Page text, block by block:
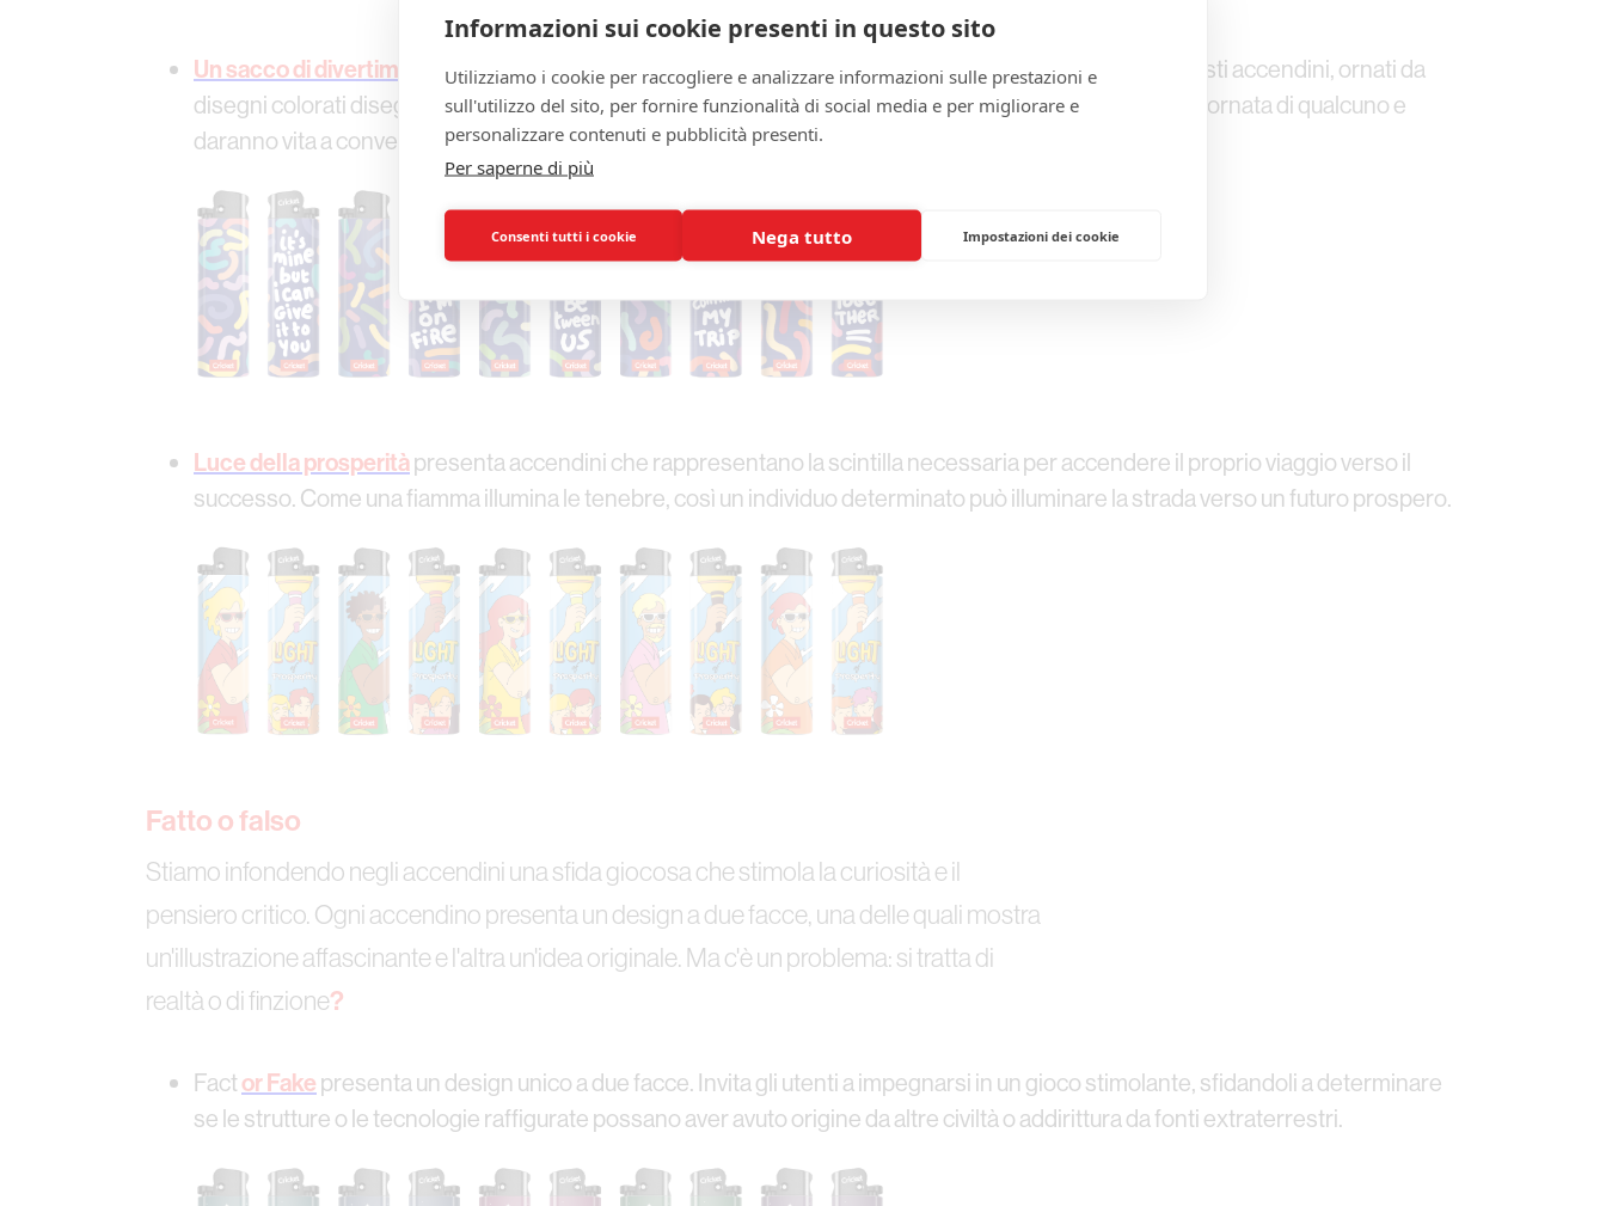
Informazioni sui cookie presenti in questo sito
Utilizziamo i cookie per raccogliere e analizzare informazioni sulle prestazioni e
sull'utilizzo del sito, per fornire funzionalità di social media e per migliorare e
personalizzare contenuti e pubblicità presenti.
Per saperne di più
Consenti tutti i cookie Nega tutto Impostazioni dei cookie
Un sacco di divertimento celebra il mondo vibrante della street art e il semplice piacere di donare. Questi accendini, ornati da
disegni colorati disegnati a mano e da messaggi edificanti, sono doni pensierosi che rallegreranno la giornata di qualcuno e
daranno vita a conversazioni significative sulla sua storia unica.
Luce della prosperitàpresenta accendini che rappresentano la scintilla necessaria per accendere il proprio viaggio verso il
successo. Come una fiamma illumina le tenebre, così un individuo determinato può illuminare la strada verso un futuro prospero.
Fatto o falso
Stiamo infondendo negli accendini una sfida giocosa che stimola la curiosità e il
pensiero critico. Ogni accendino presenta un design a due facce, una delle quali mostra
un'illustrazione affascinante e l'altra un'idea originale. Ma c'è un problema: si tratta di
realtà o di finzione?
‍Factor Fake presenta un design unico a due facce. Invita gli utenti a impegnarsi in un gioco stimolante, sfidandoli a determinare
se le strutture o le tecnologie raffigurate possano aver avuto origine da altre civiltà o addirittura da fonti extraterrestri.